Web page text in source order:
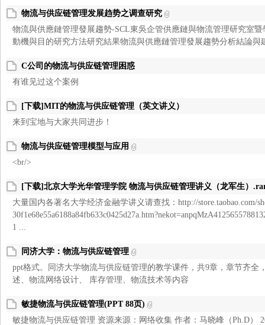
家
物流与供应链管理发展趋势之调查研究
物流與供應鏈管理發展趨勢-SCL東吳企管供應鏈與物流管理研究室
動機與目的研究方法研究結果物流與供應鏈管理發展趨勢分析結論與
C公司的物流与供应链管理困惑
有谁见过这个案例
[下载]MIT的物流与供应链管理（英文讲义）
来到宝地与大家共同进步！
物流与供应链管理模型与应用
<br/>
[下载]北京大学光华管理学院 物流与供应链管理讲义（龙军生）
大量国内各著名大学经济金融学讲义请查找：http://store.taobao.com/
1 ...
同济大学：物流与供应链管理
ppt格式。同济大学物流与供应链管理的教学课件，共9章，章节齐全
述、物流网络设计、 库存管理、物流技术等内容
敏捷物流与供应链管理(PPT 88页)
敏捷物流与供应链管理 资源来源：网络收集 作者：马晓峰（Ph.D）